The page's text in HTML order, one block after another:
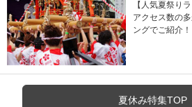
【人気夏祭り
アクセス数の
ングでご紹介！
夏休み特集TOP